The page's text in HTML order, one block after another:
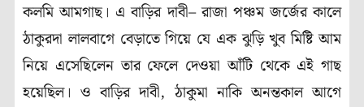
কলমি আমগাছ। এ বাড়ির দাবী– রাজা পঞ্চম জর্জের কালে
ঠাকুরদা লালবাগে বেড়াতে গিয়ে যে এক ঝুড়ি খুব মিষ্টি আম
নিয়ে এসেছিলেন তার ফেলে দেওয়া আঁটি থেকে এই গাছ
হয়েছিল। ও বাড়ির দাবী, ঠাকুমা নাকি অনন্তকাল আগে